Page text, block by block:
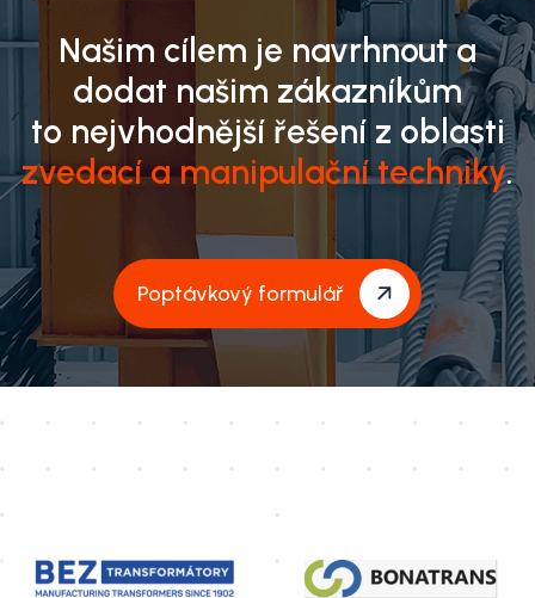
Našim cílem je navrhnout a
dodat našim zákazníkům
to nejvhodnější řešení z oblasti
zvedací a manipulační techniky.
Poptávkový formulář